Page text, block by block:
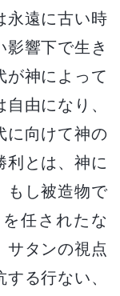
永遠に古い時
響下で生き
が神によって
由になり、
に向けて神の
利とは、神に
もし被造物で
任されたな
サタンの視点
る行ない、